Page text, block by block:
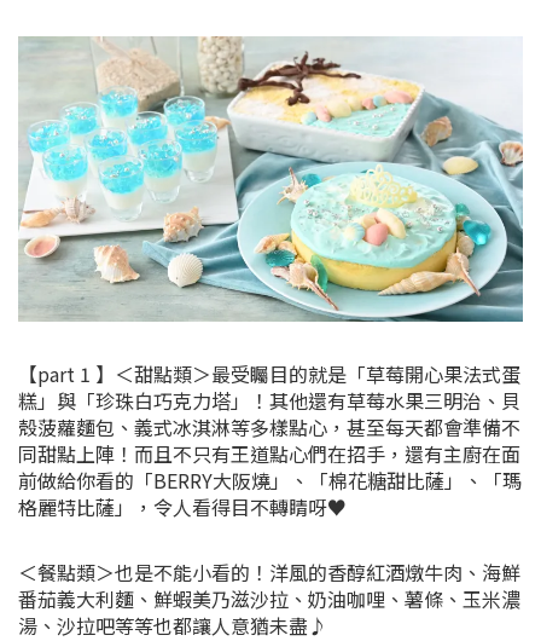
【part 1 】＜甜點類＞最受矚目的就是「草莓開心果法式蛋
糕」與「珍珠白巧克力塔」！其他還有草莓水果三明治、貝
殼菠蘿麵包、義式冰淇淋等多樣點心，甚至每天都會準備不
同甜點上陣！而且不只有王道點心們在招手，還有主廚在面
前做給你看的「BERRY大阪燒」、「棉花糖甜比薩」、「瑪
格麗特比薩」，令人看得目不轉睛呀♥
＜餐點類＞也是不能小看的！洋風的香醇紅酒燉牛肉、海鮮
番茄義大利麵、鮮蝦美乃滋沙拉、奶油咖哩、薯條、玉米濃
湯、沙拉吧等等也都讓人意猶未盡♪